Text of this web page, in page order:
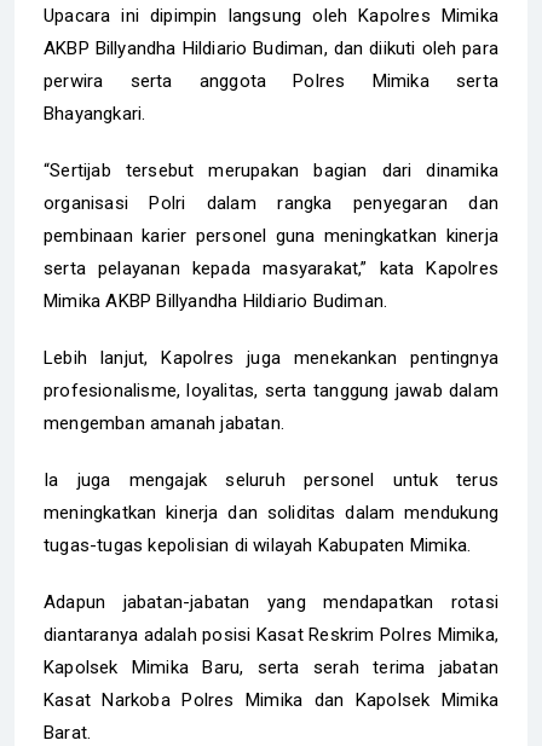
Upacara ini dipimpin langsung oleh Kapolres Mimika
AKBP Billyandha Hildiario Budiman, dan diikuti oleh para
perwira serta anggota Polres Mimika serta
Bhayangkari.
“Sertijab tersebut merupakan bagian dari dinamika
organisasi Polri dalam rangka penyegaran dan
pembinaan karier personel guna meningkatkan kinerja
serta pelayanan kepada masyarakat,” kata Kapolres
Mimika AKBP Billyandha Hildiario Budiman.
Lebih lanjut, Kapolres juga menekankan pentingnya
profesionalisme, loyalitas, serta tanggung jawab dalam
mengemban amanah jabatan.
Ia juga mengajak seluruh personel untuk terus
meningkatkan kinerja dan soliditas dalam mendukung
tugas-tugas kepolisian di wilayah Kabupaten Mimika.
Adapun jabatan-jabatan yang mendapatkan rotasi
diantaranya adalah posisi Kasat Reskrim Polres Mimika,
Kapolsek Mimika Baru, serta serah terima jabatan
Kasat Narkoba Polres Mimika dan Kapolsek Mimika
Barat.